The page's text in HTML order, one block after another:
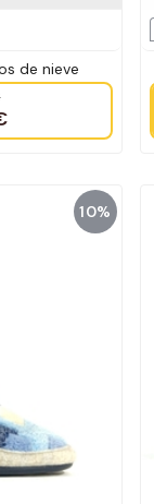
de nieve
10%